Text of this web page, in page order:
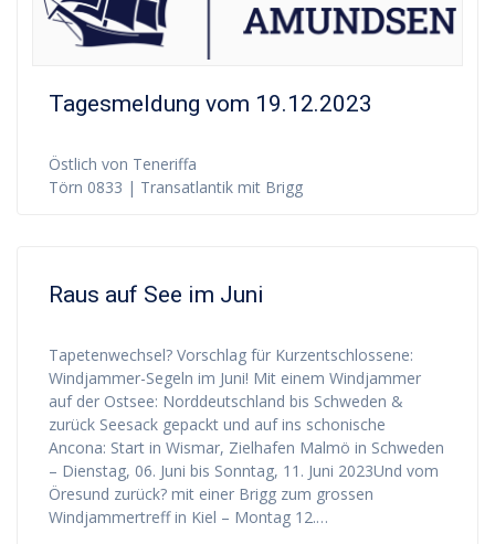
Tagesmeldung vom 19.12.2023
Östlich von Teneriffa
Törn 0833 | Transatlantik mit Brigg
Raus auf See im Juni
Tapetenwechsel? Vorschlag für Kurzentschlossene:
Windjammer-Segeln im Juni! Mit einem Windjammer
auf der Ostsee: Norddeutschland bis Schweden &
zurück Seesack gepackt und auf ins schonische
Ancona: Start in Wismar, Zielhafen Malmö in Schweden
– Dienstag, 06. Juni bis Sonntag, 11. Juni 2023Und vom
Öresund zurück? mit einer Brigg zum grossen
Windjammertreff in Kiel – Montag 12.…